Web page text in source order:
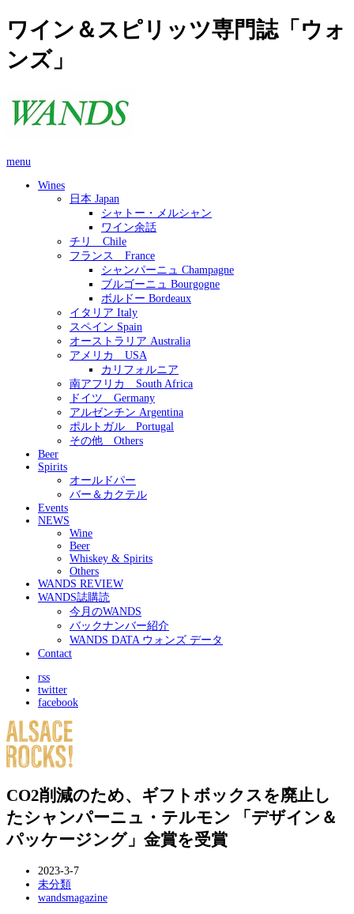
ワイン＆スピリッツ専門誌「ウォ
ンズ」
menu
Wines
日本 Japan
シャトー・メルシャン
ワイン余話
チリ Chile
フランス France
シャンパーニュ Champagne
ブルゴーニュ Bourgogne
ボルドー Bordeaux
イタリア Italy
スペイン Spain
オーストラリア Australia
アメリカ USA
カリフォルニア
南アフリカ South Africa
ドイツ Germany
アルゼンチン Argentina
ポルトガル Portugal
その他 Others
Beer
Spirits
オールドパー
バー＆カクテル
Events
NEWS
Wine
Beer
Whiskey & Spirits
Others
WANDS REVIEW
WANDS誌購読
今月のWANDS
バックナンバー紹介
WANDS DATA ウォンズ データ
Contact
rss
twitter
facebook
CO2削減のため、ギフトボックスを廃止し
たシャンパーニュ・テルモン 「デザイン＆
パッケージング」金賞を受賞
2023-3-7
未分類
wandsmagazine